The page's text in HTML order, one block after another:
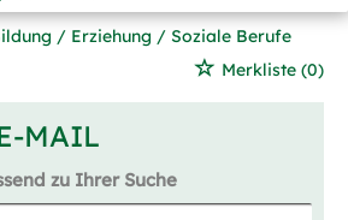
/ Erziehung / Soziale Berufe
Merkliste (0)
MAIL
zu Ihrer Suche